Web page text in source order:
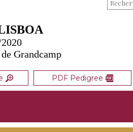
Grandcamp
PDF Pedigree